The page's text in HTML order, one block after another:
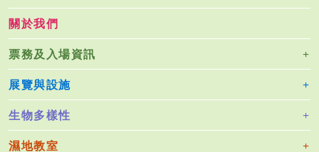
關於我們
票務及入場資訊
展覽與設施
生物多樣性
濕地教室